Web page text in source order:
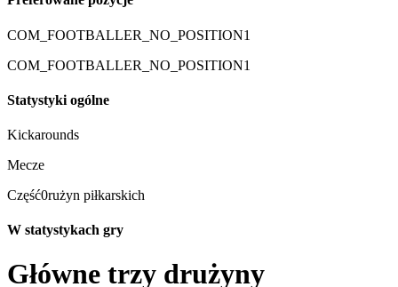
COM_FOOTBALLER_NO_POSITION1
COM_FOOTBALLER_NO_POSITION1
Statystyki ogólne
Kickarounds
Mecze
Część0rużyn piłkarskich
W statystykach gry
Główne trzy drużyny